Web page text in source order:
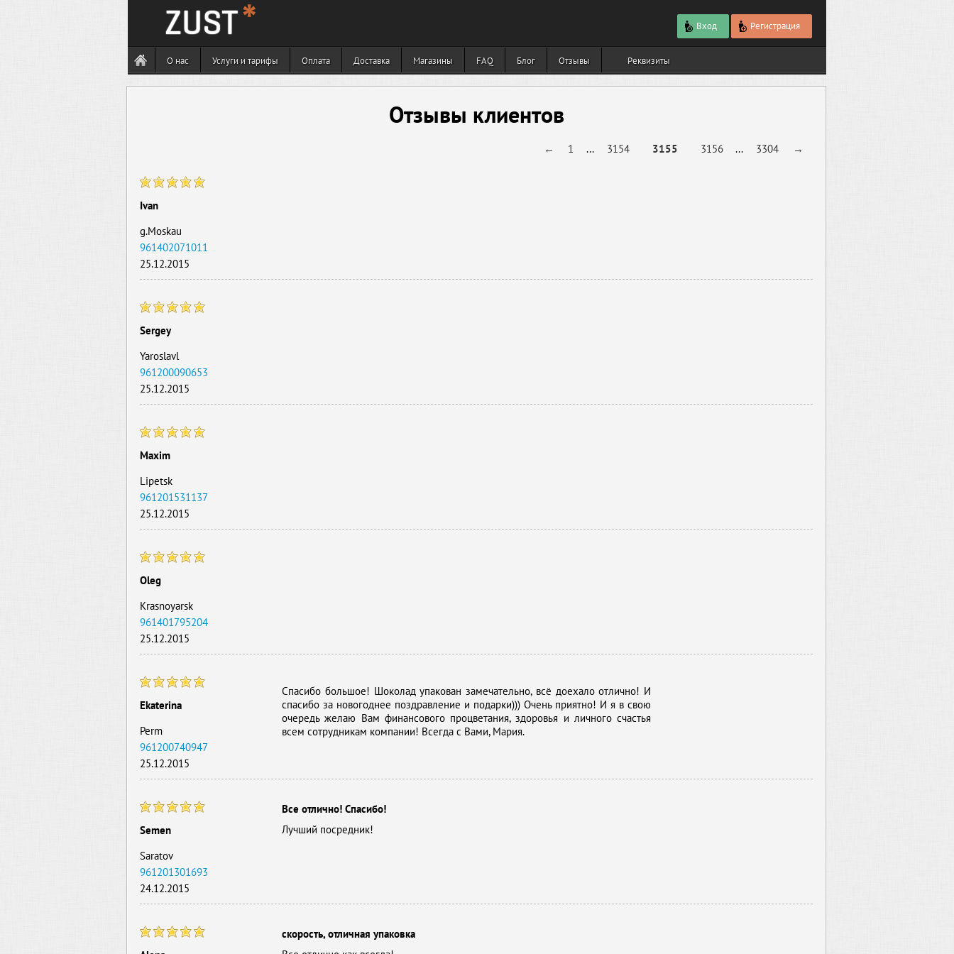
Вход Регистрация
О нас Услуги и тарифы Оплата Доставка Магазины FAQ Блог Отзывы Реквизиты
Отзывы клиентов
← 1 ... 3154 3155 3156 ... 3304 →
Ivan
g.Moskau
961402071011
25.12.2015
Sergey
Yaroslavl
961200090653
25.12.2015
Maxim
Lipetsk
961201531137
25.12.2015
Oleg
Krasnoyarsk
961401795204
25.12.2015
Ekaterina
Perm
961200740947
25.12.2015
Спасибо большое! Шоколад упакован замечательно, всё доехало отлично! И
спасибо за новогоднее поздравление и подарки))) Очень приятно! И я в свою
очередь желаю Вам финансового процветания, здоровья и личного счастья
всем сотрудникам компании! Всегда с Вами, Мария.
Semen
Saratov
961201301693
24.12.2015
Все отлично! Спасибо!
Лучший посредник!
скорость, отличная упаковка